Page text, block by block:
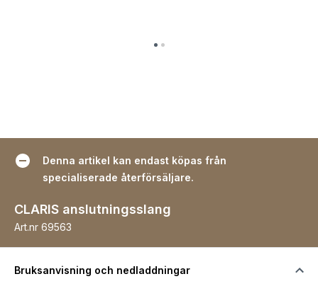
Denna artikel kan endast köpas från
specialiserade återförsäljare.
CLARIS anslutningsslang
Art.nr 69563
Bruksanvisning och nedladdningar